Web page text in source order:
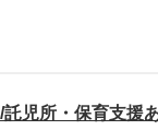
児所・保育支援